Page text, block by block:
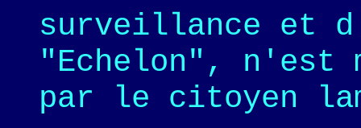
surveillance et
"Echelon", n'est
par le citoyen